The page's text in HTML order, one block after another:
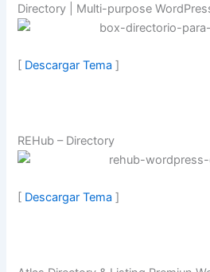
Directory | Multi-purpose
[ Descargar Tema ]
REHub – Directory
[ Descargar Tema]